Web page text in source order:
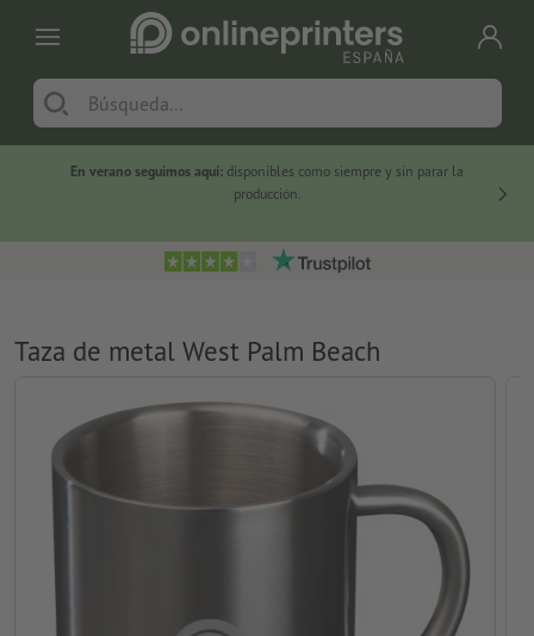
En verano seguimos aquí: disponibles como siempre y sin parar la
producción.
Taza de metal West Palm Beach